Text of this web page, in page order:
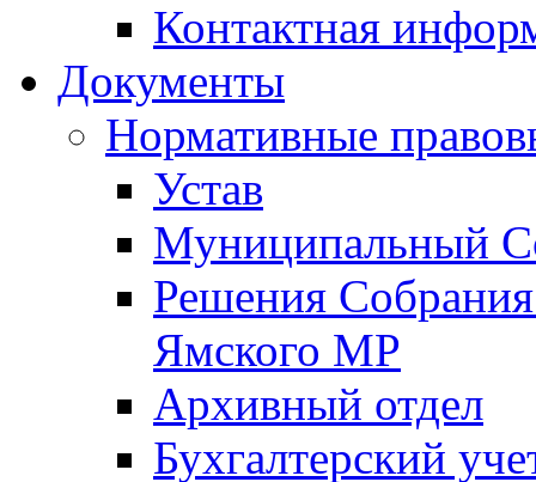
Контактная
Документы
Нормативные
Устав
Муниципальный
Решения
Ямского МР
Архивный отдел
Бухгалтерский